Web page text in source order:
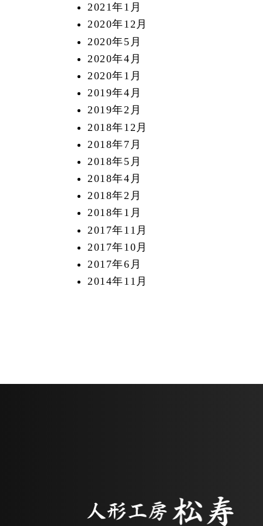
2021年1月
2020年12月
2020年5月
2020年4月
2020年1月
2019年4月
2019年2月
2018年12月
2018年7月
2018年5月
2018年4月
2018年2月
2018年1月
2017年11月
2017年10月
2017年6月
2014年11月